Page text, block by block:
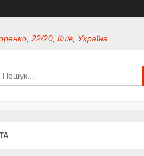
22/20, Київ, Україна